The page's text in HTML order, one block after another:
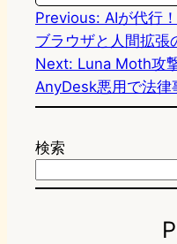
Previous: AIが代行
ブラウザと人間拡張
Next: Luna Moth攻
AnyDesk悪用で法律
検索